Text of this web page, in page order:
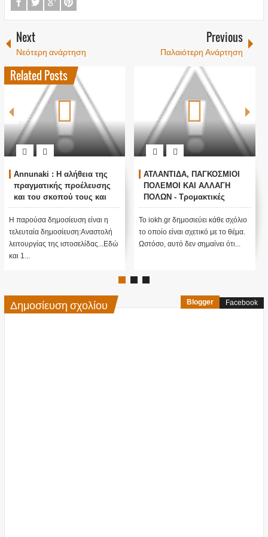
Next
Νεότερη ανάρτηση
Previous
Παλαιότερη Ανάρτηση
Related Posts
θέμα.
Ο ΟΜΗΡΟΣ ΠΙΣΤΕΥΕΙ ΣΤΟΝ
ΠΟΥΤΙΝ ; ΑΝΕΞΗΓΗΤΗ
ΠΡΟΠΑΓΑΝΔΑ ΥΠΕΡ ΤΟΥ
ΠΟΥΤΙΝ;
ΑΝΕΞΗΓΗΤΗ ΠΡΟΠΑΓΑΝΔΑ
ΥΠΕΡ ΤΟΥ ΠΟΥΤΙΝ; ΕΙΝΑΙ
ΜΕΓΑΛΗ ΠΑΓΙΔΑ; Τι κρύβεται
Τα είπε όλα με μιας !
άφησε όλους άφωνους
Το iokh.gr δημοσιεύει κάθε
το οποίο είναι σχετικό με το
Ωστόσο, αυτό δεν σημαίνει
Δημοσίευση σχολίου Blogger Facebook